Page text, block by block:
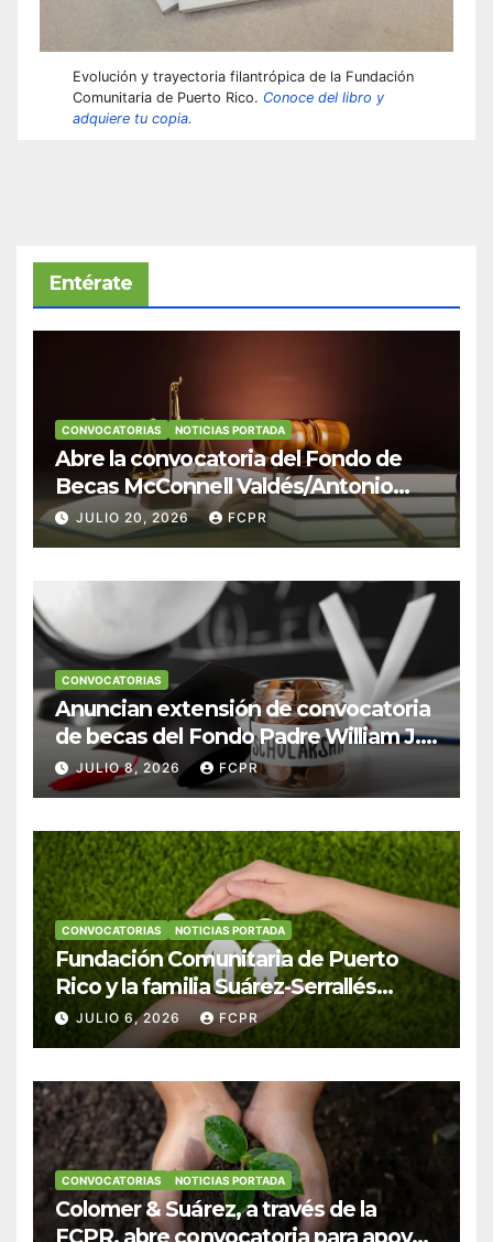
Evolución y trayectoria filantrópica de la Fundación
Comunitaria de Puerto Rico. Conoce del libro y
adquiere tu copia.
Entérate
CONVOCATORIAS NOTICIAS PORTADA
Abre la convocatoria del Fondo de
Becas McConnell Valdés/Antonio
Escudero Viera para estudiantes de
Derecho en Puerto Rico
JULIO 20, 2026 FCPR
CONVOCATORIAS
Anuncian extensión de convocatoria
de becas del Fondo Padre William J.
Hendricks, SJ para estudiantes del
Colegio San Ignacio
JULIO 8, 2026 FCPR
CONVOCATORIAS NOTICIAS PORTADA
Fundación Comunitaria de Puerto
Rico y la familia Suárez-Serrallés
anuncian convocatoria para
fortalecer hogares y albergues
JULIO 6, 2026 FCPR
CONVOCATORIAS NOTICIAS PORTADA
Colomer & Suárez, a través de la
FCPR, abre convocatoria para apoyar